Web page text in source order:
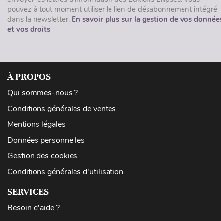
pouvez à tout moment utiliser le lien de désabonnement intégré
dans la newsletter. En savoir plus sur la gestion de vos
et vos droits
À PROPOS
Qui sommes-nous ?
Conditions générales de ventes
Mentions légales
Données personnelles
Gestion des cookies
Conditions générales d'utilisation
SERVICES
Besoin d'aide ?